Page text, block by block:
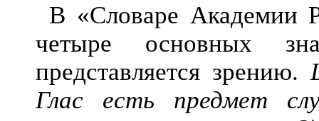
В «Словаре Академии
четыре основных
представляется зрению.
Глас есть предмет